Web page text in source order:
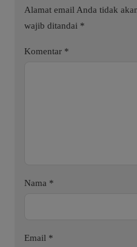
Alamat email Anda tidak
wajib ditandai *
Komentar *
Nama *
Email *